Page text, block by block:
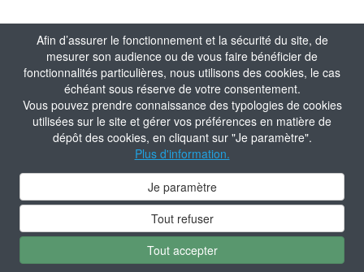
Afin d’assurer le fonctionnement et la sécurité du site, de
mesurer son audience ou de vous faire bénéficier de
fonctionnalités particulières, nous utilisons des cookies, le cas
échéant sous réserve de votre consentement.
Vous pouvez prendre connaissance des typologies de cookies
utilisées sur le site et gérer vos préférences en matière de
dépôt des cookies, en cliquant sur "Je paramètre".
Plus d'information.
Je paramètre
Tout refuser
Tout accepter